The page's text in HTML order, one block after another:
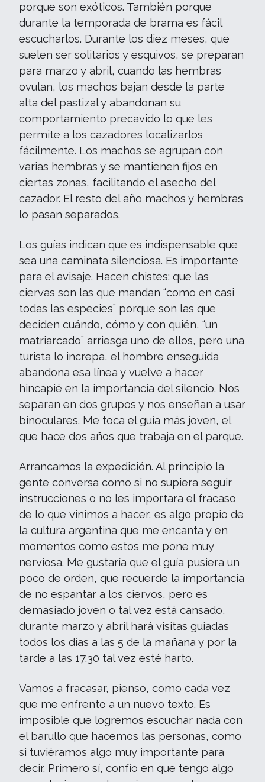
porque son exóticos. También porque
durante la temporada de brama es fácil
escucharlos. Durante los diez meses, que
suelen ser solitarios y esquivos, se preparan
para marzo y abril, cuando las hembras
ovulan, los machos bajan desde la parte
alta del pastizal y abandonan su
comportamiento precavido lo que les
permite a los cazadores localizarlos
fácilmente. Los machos se agrupan con
varias hembras y se mantienen fijos en
ciertas zonas, facilitando el asecho del
cazador. El resto del año machos y hembras
lo pasan separados.
Los guías indican que es indispensable que
sea una caminata silenciosa. Es importante
para el avisaje. Hacen chistes: que las
ciervas son las que mandan “como en casi
todas las especies” porque son las que
deciden cuándo, cómo y con quién, “un
matriarcado” arriesga uno de ellos, pero una
turista lo increpa, el hombre enseguida
abandona esa línea y vuelve a hacer
hincapié en la importancia del silencio. Nos
separan en dos grupos y nos enseñan a usar
binoculares. Me toca el guía más joven, el
que hace dos años que trabaja en el parque.
Arrancamos la expedición. Al principio la
gente conversa como si no supiera seguir
instrucciones o no les importara el fracaso
de lo que vinimos a hacer, es algo propio de
la cultura argentina que me encanta y en
momentos como estos me pone muy
nerviosa. Me gustaría que el guía pusiera un
poco de orden, que recuerde la importancia
de no espantar a los ciervos, pero es
demasiado joven o tal vez está cansado,
durante marzo y abril hará visitas guiadas
todos los días a las 5 de la mañana y por la
tarde a las 17.30 tal vez esté harto.
Vamos a fracasar, pienso, como cada vez
que me enfrento a un nuevo texto. Es
imposible que logremos escuchar nada con
el barullo que hacemos las personas, como
si tuviéramos algo muy importante para
decir. Primero sí, confío en que tengo algo